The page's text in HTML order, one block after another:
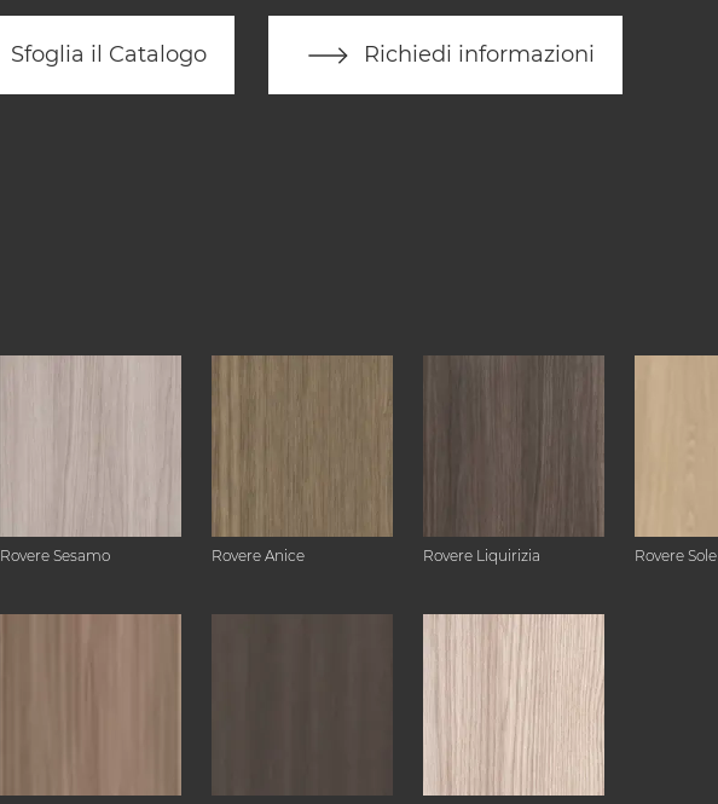
Sfoglia il Catalogo Richiedi informazioni
Rovere Sesamo Rovere Anice Rovere Liquirizia Rovere Sole